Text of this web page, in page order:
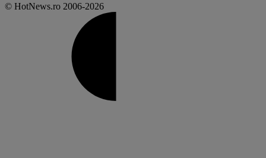
© HotNews.ro 2006-2026